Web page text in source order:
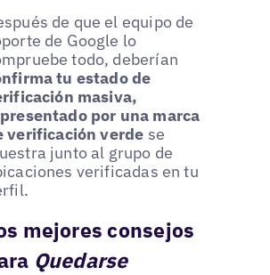
de que el equipo de
de Google lo
todo, deberían
tu estado de
masiva,
por una marca
verificación verde se
junto al grupo de
verificadas en tu
mejores consejos
Quedarse